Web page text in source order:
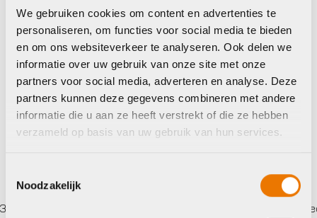
We gebruiken cookies om content en advertenties te
personaliseren, om functies voor social media te bieden
en om ons websiteverkeer te analyseren. Ook delen we
informatie over uw gebruik van onze site met onze
partners voor social media, adverteren en analyse. Deze
partners kunnen deze gegevens combineren met andere
informatie die u aan ze heeft verstrekt of die ze hebben
verzameld op basis van uw gebruik van hun services.
Noodzakelijk
ADDIX 28×2.00
€35,90
Op voorraad in winkel
betalen, Eigen werkplaats met